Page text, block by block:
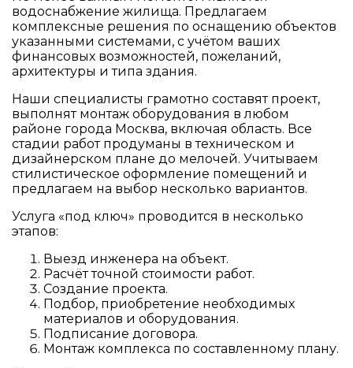
водоснабжение жилища. Предлагаем
комплексные решения по оснащению объектов
указанными системами, с учётом ваших
финансовых возможностей, пожеланий,
архитектуры и типа здания.
Наши специалисты грамотно составят проект,
выполнят монтаж оборудования в любом
районе города Москва, включая область. Все
стадии работ продуманы в техническом и
дизайнерском плане до мелочей. Учитываем
стилистическое оформление помещений и
предлагаем на выбор несколько вариантов.
Услуга «под ключ» проводится в несколько
этапов:
Выезд инженера на объект.
Расчёт точной стоимости работ.
Создание проекта.
Подбор, приобретение необходимых
материалов и оборудования.
Подписание договора.
Монтаж комплекса по составленному плану.